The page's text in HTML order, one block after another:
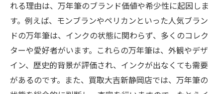
れる理由は、万年筆のブランド価値や希少性に起因しま
す。例えば、モンブランやペリカンといった人気ブラン
ドの万年筆は、インクの状態に関わらず、多くのコレク
ターや愛好者がいます。これらの万年筆は、外観やデザ
イン、歴史的背景が評価され、インクが出なくても需要
があるのです。また、買取大吉新静岡店では、万年筆の